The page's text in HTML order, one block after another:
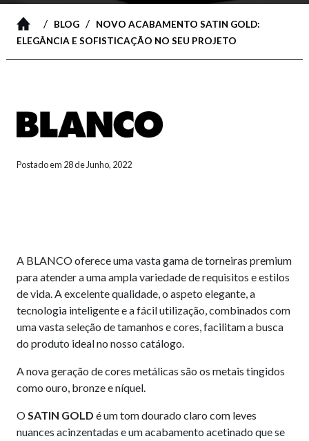
/ BLOG/
NOVO ACABAMENTO SATIN GOLD:
ELEGÂNCIA E SOFISTICAÇÃO NO SEU PROJETO
Postado em 28 de Junho, 2022
A BLANCO oferece uma vasta gama de torneiras premium
para atender a uma ampla variedade de requisitos e estilos
de vida. A excelente qualidade, o aspeto elegante, a
tecnologia inteligente e a fácil utilização, combinados com
uma vasta seleção de tamanhos e cores, facilitam a busca
do produto ideal no nosso catálogo.
A nova geração de cores metálicas são os metais tingidos
como ouro, bronze e níquel.
OSATIN GOLD é um tom dourado claro com leves
nuances acinzentadas e um acabamento acetinado que se